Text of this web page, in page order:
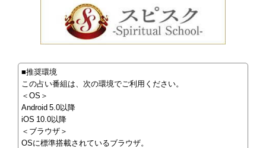
■推奨環境
この占い番組は、次の環境でご利用ください。
＜OS＞
Android 5.0以降
iOS 10.0以降
＜ブラウザ＞
OSに標準搭載されているブラウザ。